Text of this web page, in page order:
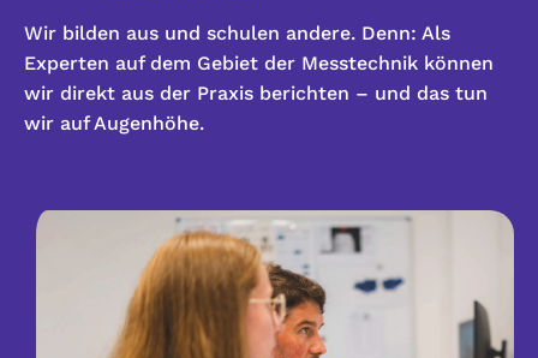
Wir bilden aus und schulen andere. Denn: Als
Experten auf dem Gebiet der Messtechnik können
wir direkt aus der Praxis berichten – und das tun
wir auf Augenhöhe.